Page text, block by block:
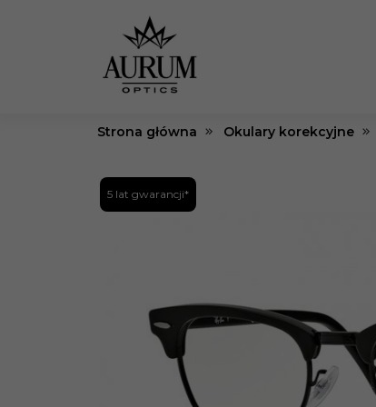
Strona główna Okulary korekcyjne
5 lat gwarancji*